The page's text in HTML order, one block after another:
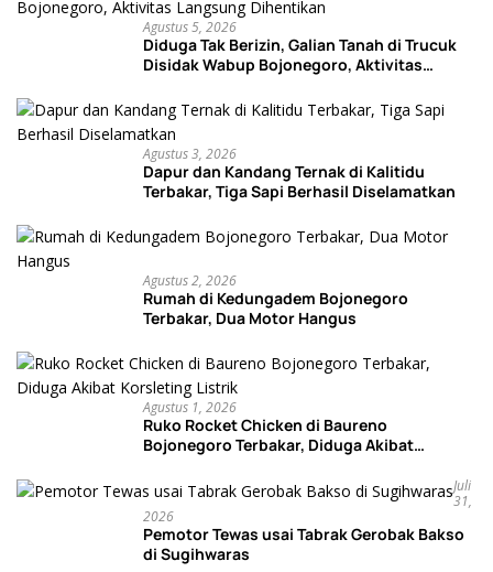
Agustus 5, 2026
Diduga Tak Berizin, Galian Tanah di Trucuk
Disidak Wabup Bojonegoro, Aktivitas
Agustus 3, 2026
Dapur dan Kandang Ternak di Kalitidu
Terbakar, Tiga Sapi Berhasil Diselamatkan
Agustus 2, 2026
Rumah di Kedungadem Bojonegoro
Terbakar, Dua Motor Hangus
Agustus 1, 2026
Ruko Rocket Chicken di Baureno
Bojonegoro Terbakar, Diduga Akibat
Juli
31,
2026
Pemotor Tewas usai Tabrak Gerobak Bakso
di Sugihwaras